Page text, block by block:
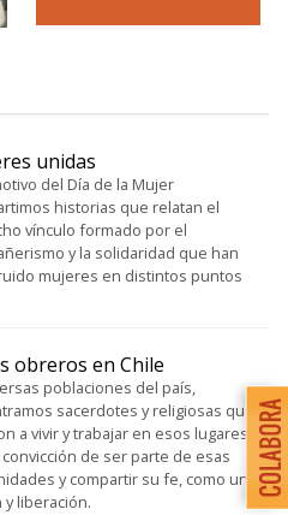
unidas
del Día de la Mujer
historias que relatan el
vínculo formado por el
y la solidaridad que han
mujeres en distintos puntos
obreros en Chile
poblaciones del país,
sacerdotes y religiosas que
a vivir y trabajar en esos lugares
convicción de ser parte de esas
y compartir su fe, como una
liberación.